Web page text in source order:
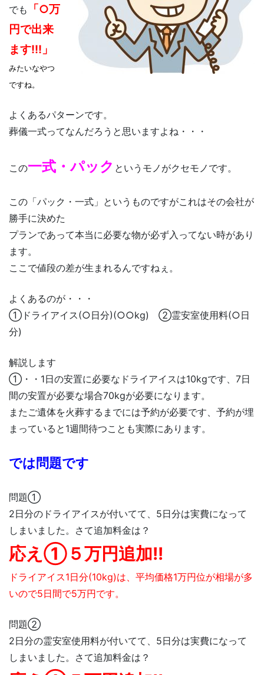
でも
「○万
円で出来
ます!!!」
みたいなやつ
ですね。
よくあるパターンです。
葬儀一式ってなんだろうと思いますよね・・・
この一式・パック というモノがクセモノです。
この「パック・一式」というものですがこれはその会社が
勝手に決めた
プランであって本当に必要な物が必ず入ってない時があり
ます。
ここで値段の差が生まれるんですねぇ。
よくあるのが・・・
①ドライアイス(○日分)(○○kg) ②霊安室使用料(○日
分)
解説します
①・・1日の安置に必要なドライアイスは10kgです、7日
間の安置が必要な場合70kgが必要になります。
またご遺体を火葬するまでには予約が必要です、予約が埋
まっていると1週間待つことも実際にあります。
では問題です
問題①
2日分のドライアイスが付いてて、5日分は実費になって
しまいました。さて追加料金は？
応え①５万円追加!!
ドライアイス1日分(10kg)は、平均価格1万円位が相場が多
いので5日間で5万円です。
問題②
2日分の霊安室使用料が付いてて、5日分は実費になって
しまいました。さて追加料金は？